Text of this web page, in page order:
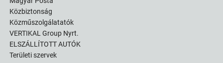
Közbiztonság
Közműszolgálatatók
VERTIKAL Group Nyrt.
ELSZÁLLÍTOTT AUTÓK
Területi szervek